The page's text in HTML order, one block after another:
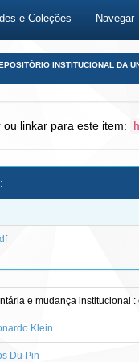
e Coleções Navegar
INSTITUCIONAL DA
linkar para este item:
e mudança institucional
Klein
Du Pin